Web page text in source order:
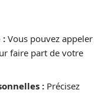
: Vous pouvez appeler
faire part de votre
: Précisez